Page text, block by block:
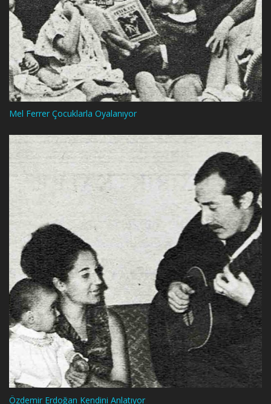
Mel Ferrer Çocuklarla Oyalanıyor
Özdemir Erdoğan Kendini Anlatıyor